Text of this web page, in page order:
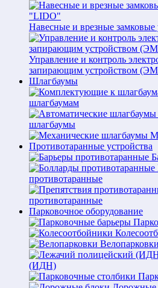
Навесные и врезные
Управление и контроль
запирающим устройством
Шлагбаумы
шлагбаумам
шлагбаумы
Противотаранные устройства
противотаранные
противотаранные
Парковочное оборудование
Велопарковки
(ИДН)